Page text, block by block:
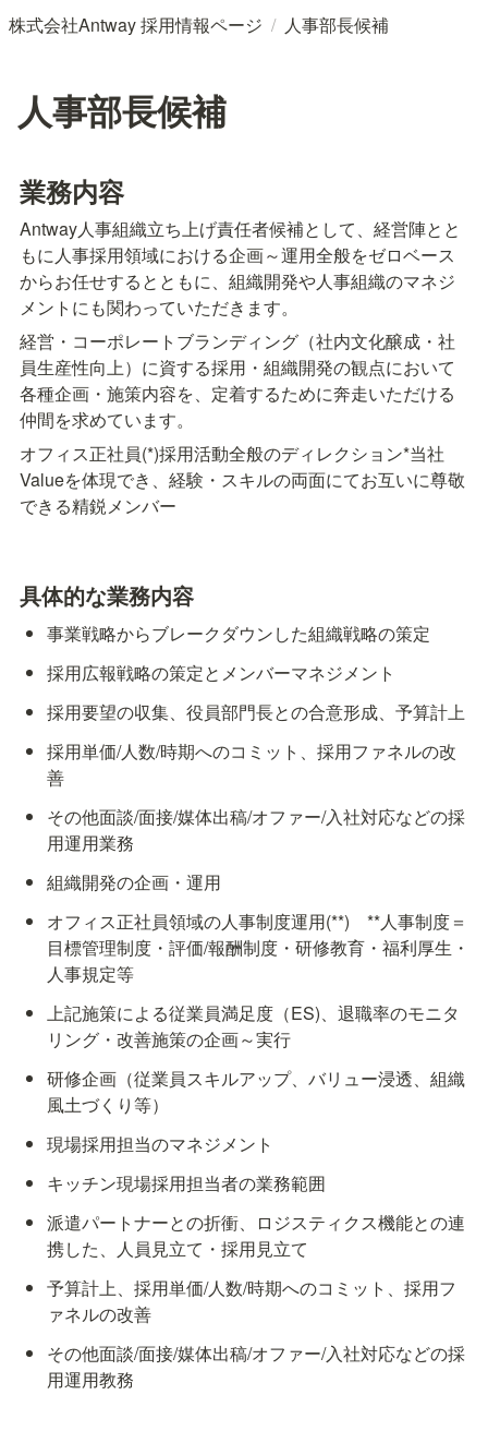
株式会社Antway 採用情報ページ / 人事部長候補
人事部長候補
業務内容
Antway人事組織立ち上げ責任者候補として、経営陣とと
もに人事採用領域における企画～運用全般をゼロベース
からお任せするとともに、組織開発や人事組織のマネジ
メントにも関わっていただきます。
経営・コーポレートブランディング（社内文化醸成・社
員生産性向上）に資する採用・組織開発の観点において
各種企画・施策内容を、定着するために奔走いただける
仲間を求めています。
オフィス正社員(*)採用活動全般のディレクション*当社
Valueを体現でき、経験・スキルの両面にてお互いに尊敬
できる精鋭メンバー
具体的な業務内容
事業戦略からブレークダウンした組織戦略の策定
採用広報戦略の策定とメンバーマネジメント
採用要望の収集、役員部門長との合意形成、予算計上
採用単価/人数/時期へのコミット、採用ファネルの改
善
その他面談/面接/媒体出稿/オファー/入社対応などの採
用運用業務
組織開発の企画・運用
オフィス正社員領域の人事制度運用(**)　**人事制度＝
目標管理制度・評価/報酬制度・研修教育・福利厚生・
人事規定等
上記施策による従業員満足度（ES)、退職率のモニタ
リング・改善施策の企画～実行
研修企画（従業員スキルアップ、バリュー浸透、組織
風土づくり等）
現場採用担当のマネジメント
キッチン現場採用担当者の業務範囲
派遣パートナーとの折衝、ロジスティクス機能との連
携した、人員見立て・採用見立て
予算計上、採用単価/人数/時期へのコミット、採用フ
ァネルの改善
その他面談/面接/媒体出稿/オファー/入社対応などの採
用運用教務